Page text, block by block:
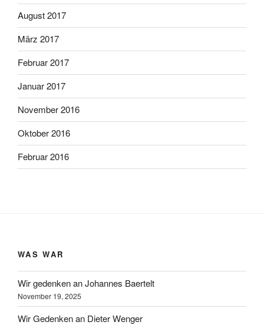
August 2017
März 2017
Februar 2017
Januar 2017
November 2016
Oktober 2016
Februar 2016
WAS WAR
Wir gedenken an Johannes Baertelt
November 19, 2025
Wir Gedenken an Dieter Wenger